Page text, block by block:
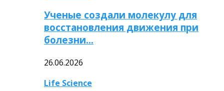
Ученые создали молекулу для
восстановления движения при
болезни…
26.06.2026
Life Science